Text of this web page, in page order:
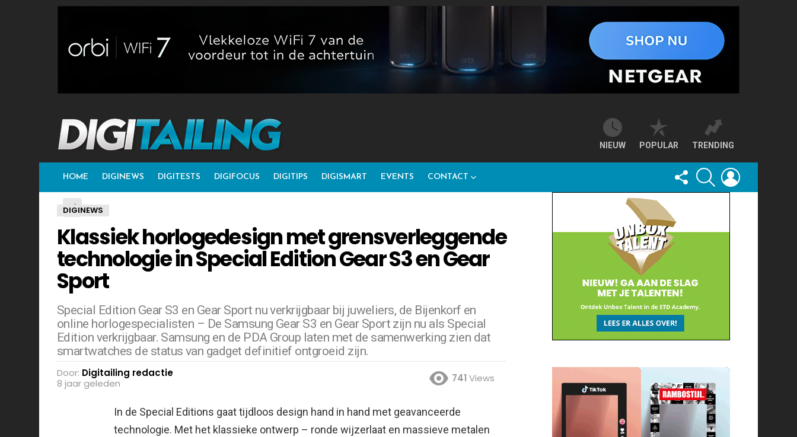
NIEUW POPULAR TRENDING
HOME DIGINEWS DIGITESTS DIGIFOCUS DIGITIPS DIGISMART EVENTS CONTACT
FOLLOW
US
SEARCH
DIGINEWS
Klassiek horlogedesign met grensverleggende
technologie in Special Edition Gear S3 en Gear
Sport
Special Edition Gear S3 en Gear Sport nu verkrijgbaar bij juweliers, de Bijenkorf en
online horlogespecialisten – De Samsung Gear S3 en Gear Sport zijn nu als Special
Edition verkrijgbaar. Samsung en de PDA Group laten met de samenwerking zien dat
smartwatches de status van gadget definitief ontgroeid zijn.
Door: Digitailing redactie
8 jaar geleden
741 Views
In de Special Editions gaat tijdloos design hand in hand met geavanceerde
technologie. Met het klassieke ontwerp – ronde wijzerlaat en massieve metalen